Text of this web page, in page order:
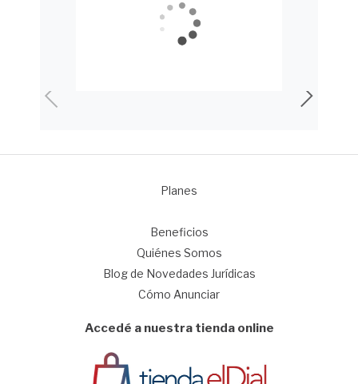
Planes
Beneficios
Quiénes Somos
Blog de Novedades Jurídicas
Cómo Anunciar
Accedé a nuestra tienda online